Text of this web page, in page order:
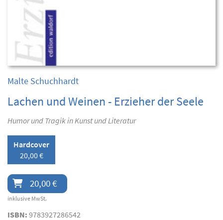
Malte Schuchhardt
Lachen und Weinen - Erzieher der Seele
Humor und Tragik in Kunst und Literatur
Hardcover
20,00 €
20,00 €
inklusive MwSt.
ISBN: 9783927286542